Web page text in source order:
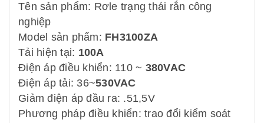
Tên sản phẩm: Rơle trạng thái rắn công
nghiệp
Model sản phẩm: FH3100ZA
Tải hiện tại: 100A
Điện áp điều khiển: 110 ~ 380VAC
Điện áp tải: 36~530VAC
Giảm điện áp đầu ra: .51,5V
Phương pháp điều khiển: trao đổi kiểm soát